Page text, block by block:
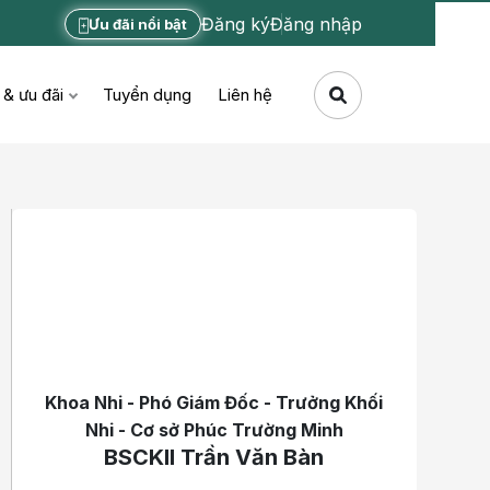
Ưu đãi nổi bật Đăng kýĐăng nhập
ưu đãi Tuyển dụng Liên hệ
Khoa Nhi - Phó Giám Đốc - Trưởng Khối
Nhi - Cơ sở Phúc Trường Minh
BSCKII Trần Văn Bàn